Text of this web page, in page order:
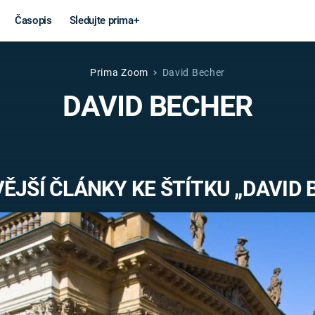
Časopis Sledujte prima+
Věda a
technika
MARS
VÁLEČNÉ
Záhady a
Prima Zoom David Becher
DAVID BECHER
ČLÁNKY KE ŠTÍTKU „DAVID